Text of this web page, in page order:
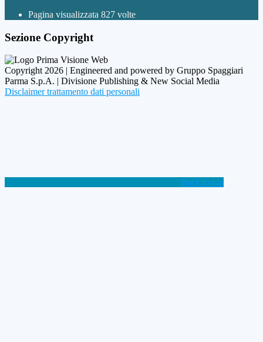
Pagina visualizzata 827 volte
Sezione Copyright
Copyright 2026 | Engineered and powered by Gruppo Spaggiari
Parma S.p.A. | Divisione Publishing & New Social Media
Disclaimer trattamento dati personali
Back to top